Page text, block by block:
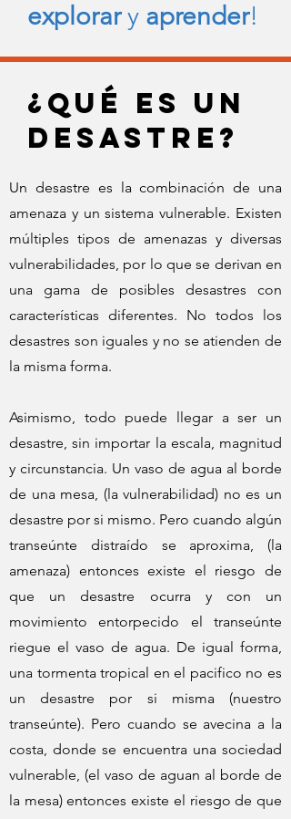
explorary aprender!
¿qué es un
desastre?
Un desastre es la combinación de una
amenaza y un sistema vulnerable. Existen
múltiples tipos de amenazas y diversas
vulnerabilidades, por lo que se derivan en
una gama de posibles desastres con
características diferentes. No todos los
desastres son iguales y no se atienden de
la misma forma.
Asimismo, todo puede llegar a ser un
desastre, sin importar la escala, magnitud
y circunstancia. Un vaso de agua al borde
de una mesa, (la vulnerabilidad) no es un
desastre por si mismo. Pero cuando algún
transeúnte distraído se aproxima, (la
amenaza) entonces existe el riesgo de
que un desastre ocurra y con un
movimiento entorpecido el transeúnte
riegue el vaso de agua. De igual forma,
una tormenta tropical en el pacifico no es
un desastre por si misma (nuestro
transeúnte). Pero cuando se avecina a la
costa, donde se encuentra una sociedad
vulnerable, (el vaso de aguan al borde de
la mesa) entonces existe el riesgo de que